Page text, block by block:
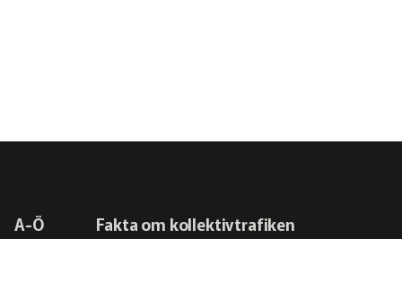
A-Ö Fakta om kollektivtrafiken